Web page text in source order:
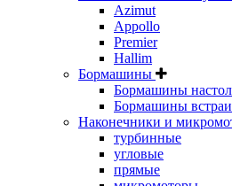
Azimut
Appollo
Premier
Hallim
Бормашины
Бормашины
Бормашины
Наконечники и
турбинные
угловые
прямые